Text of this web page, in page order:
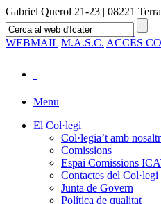
Gabriel Querol 21-23 | 08221
WEBMAIL M.A.S.C. ACCÉS
Menu
El Col·legi
Col·legia’t amb
Comissions
Espai Comissions
Contactes del Col·legi
Junta de Govern
Política de qualitat